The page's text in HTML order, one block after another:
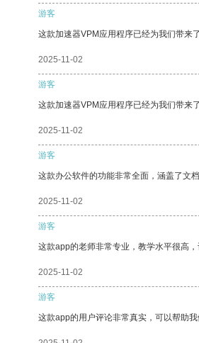
游客
这款加速器VPM应用程序已经为我们带来
2025-11-02
游客
这款加速器VPM应用程序已经为我们带来
2025-11-02
游客
这款办公软件的功能非常全面，涵盖了文
2025-11-02
游客
这款app的老师非常专业，教学水平很高，
2025-11-02
游客
这款app的用户评论非常真实，可以帮助我